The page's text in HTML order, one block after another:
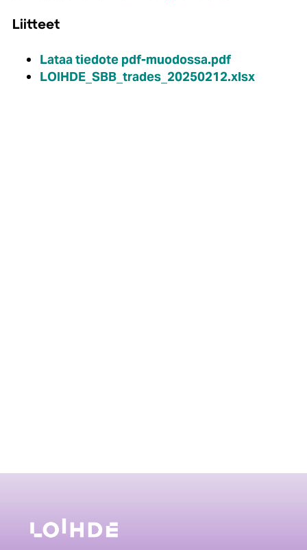
Liitteet
Lataa tiedote pdf-muodossa.pdf
LOIHDE_SBB_trades_20250212.xlsx